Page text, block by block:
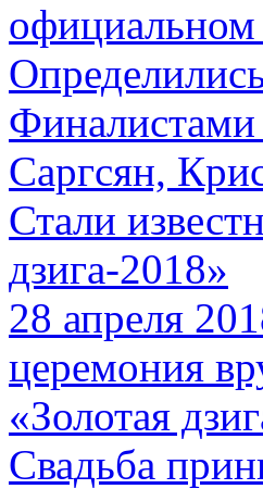
официальном
Финалистами
Саргсян,
Стали
дзига-2018»
28 апреля
церемония
«Золотая
Свадьба